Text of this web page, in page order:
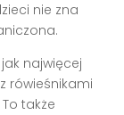
nie zna
najwięcej
rówieśnikami
także